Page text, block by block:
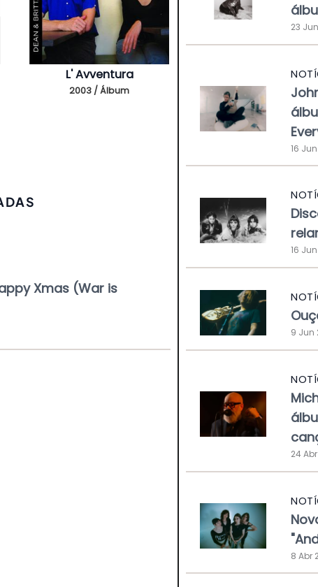
L' Avventura
2003 / Álbum
Xmas (War is
23
16
16
9 Jun
24
8 Abr